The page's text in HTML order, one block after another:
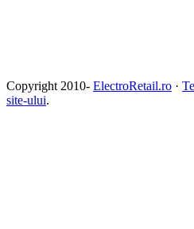
Copyright 2010- ElectroRetail.ro ·
site-ului.